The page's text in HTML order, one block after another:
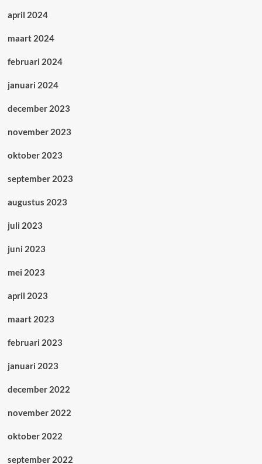
april 2024
maart 2024
februari 2024
januari 2024
december 2023
november 2023
oktober 2023
september 2023
augustus 2023
juli 2023
juni 2023
mei 2023
april 2023
maart 2023
februari 2023
januari 2023
december 2022
november 2022
oktober 2022
september 2022